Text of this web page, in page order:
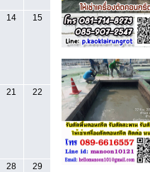
14 15
21 22
28 29